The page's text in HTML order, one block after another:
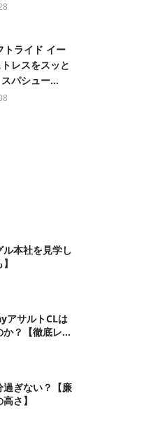
トライド イー
レスをスッと
パシュー...
本社を見学し
アサルトCLは
？【徹底レ...
過ぎない？【廉
さ】